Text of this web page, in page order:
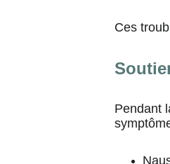
Ces
Pendant